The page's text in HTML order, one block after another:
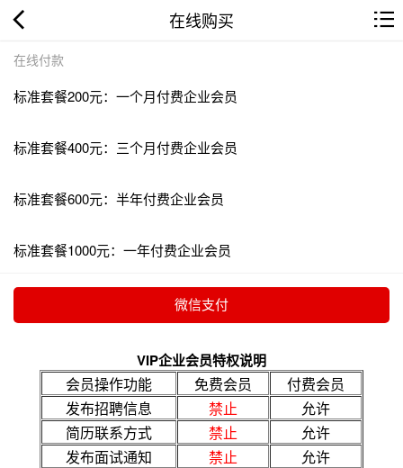
在线购买
在线付款
标准套餐200元：一个月付费企业会员
标准套餐400元：三个月付费企业会员
标准套餐600元：半年付费企业会员
标准套餐1000元：一年付费企业会员
VIP企业会员特权说明
会员操作功能 免费会员
付费会员
发布招聘信息
禁止
允许
简历联系方式
禁止
允许
发布面试通知
禁止 允许